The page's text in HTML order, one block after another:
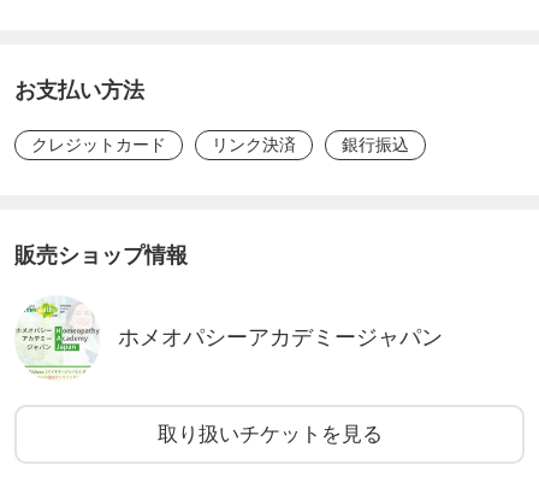
アの身近な選択肢の一つとして、ホメオパシーを利
用することができる社会を目指すものです。
そのためにはまず、しっかりとした専門教育と実践
トレーニングによって、力量あるホメオパスが育成
されていくことが必要です。
お支払い方法
クレジットカード リンク決済 銀行振込
販売ショップ情報
ホメオパシーアカデミージャパン
取り扱いチケットを見る